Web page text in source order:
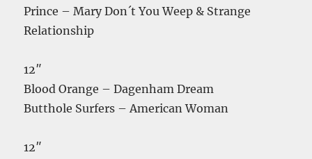
Prince – Mary Don´t You Weep & Strange
Relationship
12″
Blood Orange – Dagenham Dream
Butthole Surfers – American Woman
12″